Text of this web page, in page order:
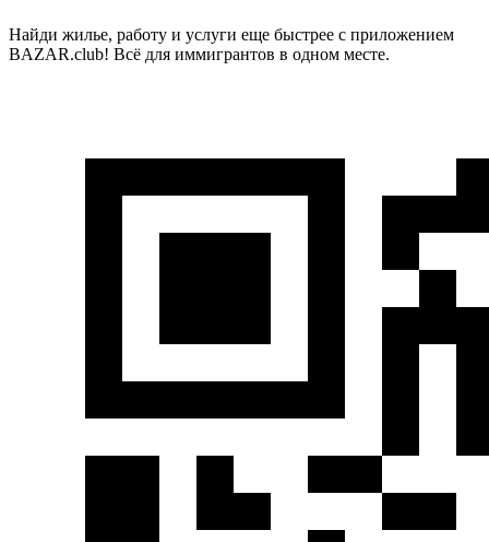
Найди жилье, работу и услуги еще быстрее с приложением
BAZAR.club! Всё для иммигрантов в одном месте.